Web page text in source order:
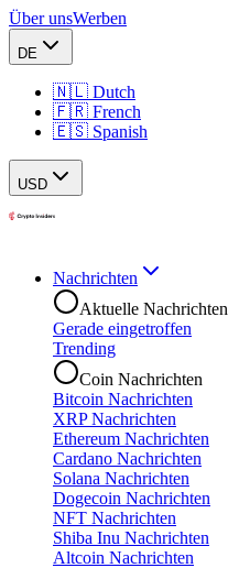
Über unsWerben
DE
🇳🇱 Dutch
🇫🇷 French
🇪🇸 Spanish
USD
Nachrichten
Aktuelle Nachrichten
Gerade eingetroffen
Trending
Coin Nachrichten
Bitcoin Nachrichten
XRP Nachrichten
Ethereum Nachrichten
Cardano Nachrichten
Solana Nachrichten
Dogecoin Nachrichten
NFT Nachrichten
Shiba Inu Nachrichten
Altcoin Nachrichten